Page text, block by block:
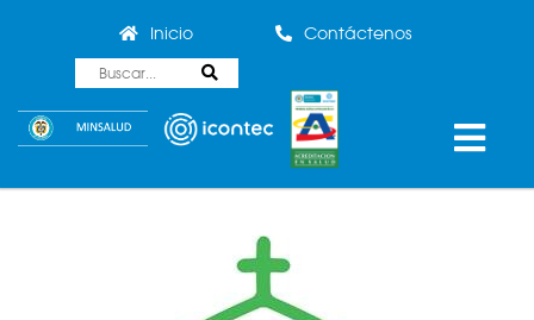
Inicio Contáctenos